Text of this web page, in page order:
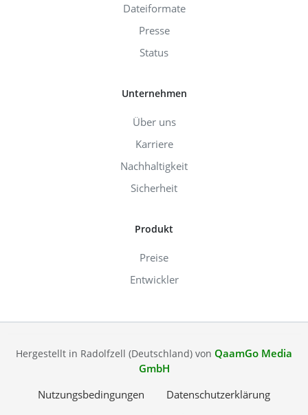
Dateiformate
Presse
Status
Unternehmen
Über uns
Karriere
Nachhaltigkeit
Sicherheit
Produkt
Preise
Entwickler
Hergestellt in Radolfzell (Deutschland) von QaamGo Media
GmbH
Nutzungsbedingungen
Datenschutzerklärung